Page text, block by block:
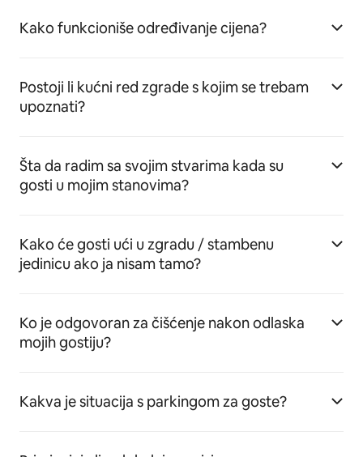
Kako funkcioniše određivanje cijena?
Postoji li kućni red zgrade s kojim se trebam
upoznati?
Šta da radim sa svojim stvarima kada su
gosti u mojim stanovima?
Kako će gosti ući u zgradu / stambenu
jedinicu ako ja nisam tamo?
Ko je odgovoran za čišćenje nakon odlaska
mojih gostiju?
Kakva je situacija s parkingom za goste?